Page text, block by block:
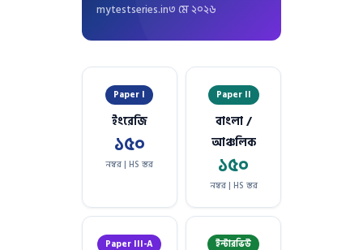
mytestseries.in৩ মে ২০২৬
Paper I
ইংরেজি
১৫০
নম্বর | HS স্তর
Paper II
বাংলা /
আঞ্চলিক
১৫০
নম্বর | HS স্তর
Paper III-A ইন্টারভিউ